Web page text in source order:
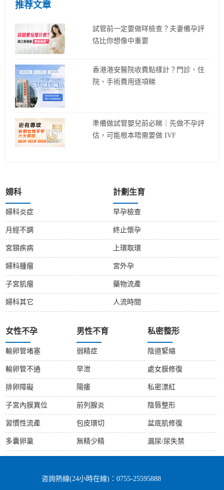
推荐文章
試管前一定要做咩檢查？夫妻備孕評
估比你想像中重要
香港港安醫院收費點樣計？門診、住
院、手術費用逐項睇
準備做試管嬰兒前必睇｜先做不孕評
估，可能根本唔需要做 IVF
婦科
婦科炎症
月經不調
宮頸疾病
婦科腫瘤
子宮肌瘤
婦科其它
計劃生育
早孕檢查
終止懷孕
上環取環
宮外孕
藥物流產
人流時間
女性不孕
輸卵管堵塞
輸卵管不通
排卵障礙
子宮內膜異位
習慣性流產
多囊卵巢
男性不育
弱精症
早泄
陽痿
前列腺炎
包皮環切
無精少精
私密整形
陰道緊縮
處女膜修復
私密漂紅
陰唇整形
盆底肌修復
漏尿/尿失禁
咨詢熱線(24小時在線)：0755-25595888